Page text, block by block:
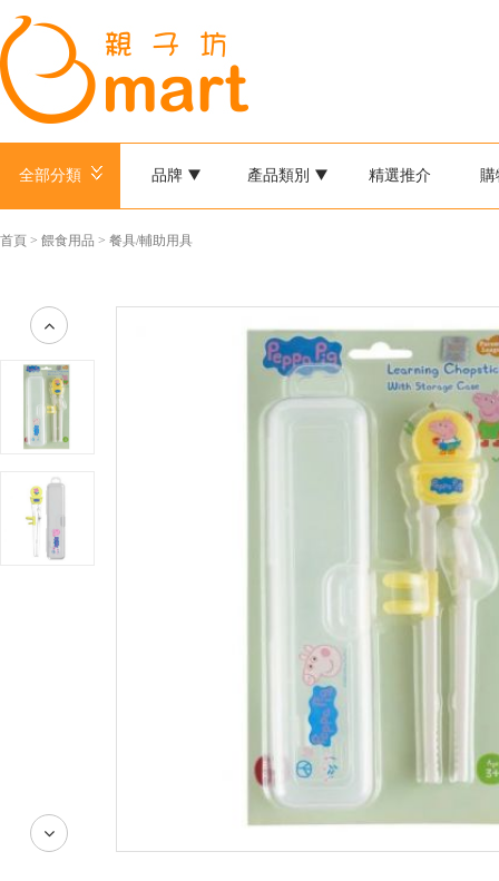
全部分類 品牌 產品類別 精選推介 購
首頁 > 餵食用品 > 餐具/輔助用具